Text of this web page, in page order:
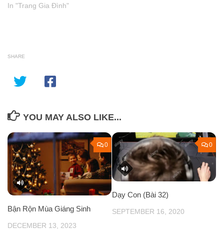
chúng tôi xin trình bày thêm
In "Trang Gia Đình"
SHARE
YOU MAY ALSO LIKE...
0
Bận Rộn Mùa Giáng Sinh
DECEMBER 13, 2023
0
Dạy Con (Bài 32)
SEPTEMBER 16, 2020